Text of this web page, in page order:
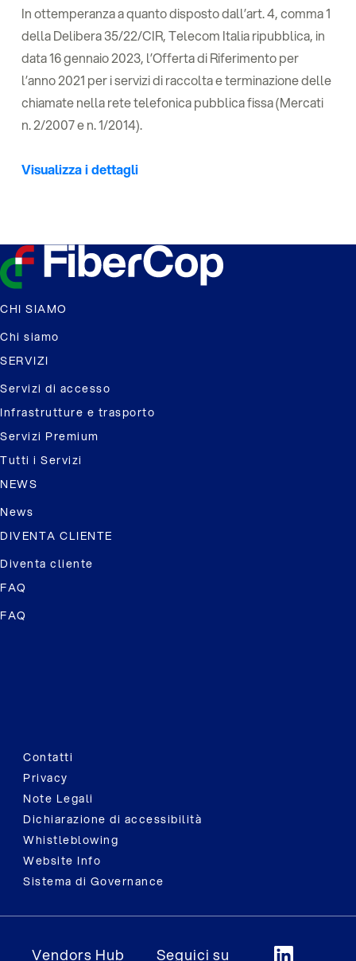
In ottemperanza a quanto disposto dall’art. 4, comma 1
della Delibera 35/22/CIR, Telecom Italia ripubblica, in
data 16 gennaio 2023, l’Offerta di Riferimento per
l’anno 2021 per i servizi di raccolta e terminazione delle
chiamate nella rete telefonica pubblica fissa (Mercati
n. 2/2007 e n. 1/2014).
Visualizza i dettagli
CHI SIAMO
Chi siamo
SERVIZI
Servizi di accesso
Infrastrutture e trasporto
Servizi Premium
Tutti i Servizi
NEWS
News
DIVENTA CLIENTE
Diventa cliente
FAQ
FAQ
Contatti
Privacy
Note Legali
Dichiarazione di accessibilità
Whistleblowing
Website Info
Sistema di Governance
Vendors Hub Seguici su